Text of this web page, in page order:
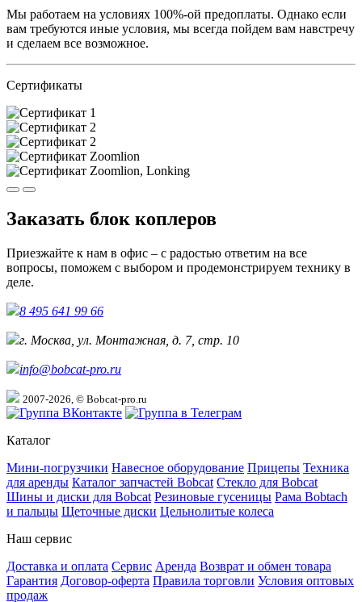
Мы работаем на условиях 100%-ой предоплаты. Однако если
вам требуются иные условия, мы всегда пойдем вам навстречу
и сделаем все возможное.
Сертификаты
Заказать блок коплеров
Приезжайте к нам в офис – с радостью ответим на все
вопросы, поможем с выбором и продемонстрируем технику в
деле.
8 495 641 99 66
г. Москва, ул. Монтажная, д. 7, стр. 10
info@bobcat-pro.ru
2007-2026, © Bobcat-pro.ru
Каталог
Мини-погрузчики Навесное оборудование Прицепы Техника
для аренды Каталог запчастей Bobcat Стекло для Bobcat
Шины и диски для Bobcat Резиновые гусеницы Рама Bobtach
и пальцы Щеточные диски Цельнолитые колеса
Наш сервис
Доставка и оплата Сервис Аренда Возврат и обмен товара
Гарантия Договор-оферта Правила торговли Условия оптовых
продаж